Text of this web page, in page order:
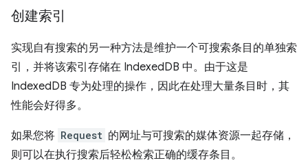
创建索引
实现自有搜索的另一种方法是维护一个可搜索条目的单独索
引，并将该索引存储在 IndexedDB 中。由于这是
IndexedDB 专为处理的操作，因此在处理大量条目时，其
性能会好得多。
如果您将 Request 的网址与可搜索的媒体资源一起存储，
则可以在执行搜索后轻松检索正确的缓存条目。